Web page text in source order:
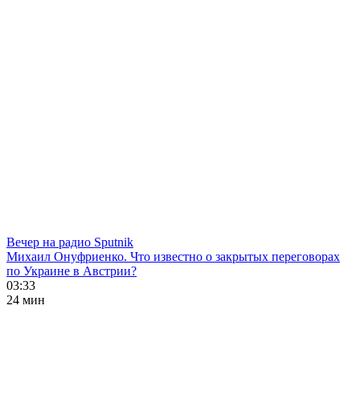
Вечер на радио Sputnik
Михаил Онуфриенко. Что известно о закрытых переговорах
по Украине в Австрии?
03:33
24 мин